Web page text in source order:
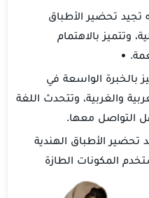
تجيد تحضير الأطباق
وتتميز بالاهتمام
•
بالخبرة الواسعة في
والغربية، وتتحدث اللغة
التواصل معها.
تحضير الأطباق الهندية
المكونات الطازة